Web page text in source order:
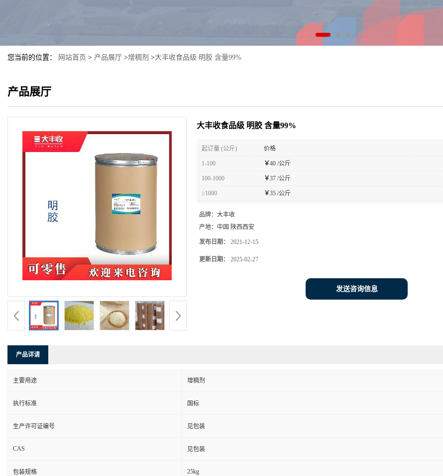
您当前的位置： 网站首页 > 产品展厅 >增稠剂 >大丰收食品级 明胶 含量99%
产品展厅
大丰收食品级 明胶 含量99%
起订量 (公斤) 价格
1-100 ￥40 /公斤
100-1000 ￥37 /公斤
≥1000 ￥35 /公斤
品牌： 大丰收
产地： 中国 陕西西安
发布日期： 2021-12-15
更新日期： 2025-02-27
发送咨询信息
产品详请
主要用途 增稠剂
执行标准 国标
生产许可证编号 见包装
CAS 见包装
包装规格 25kg